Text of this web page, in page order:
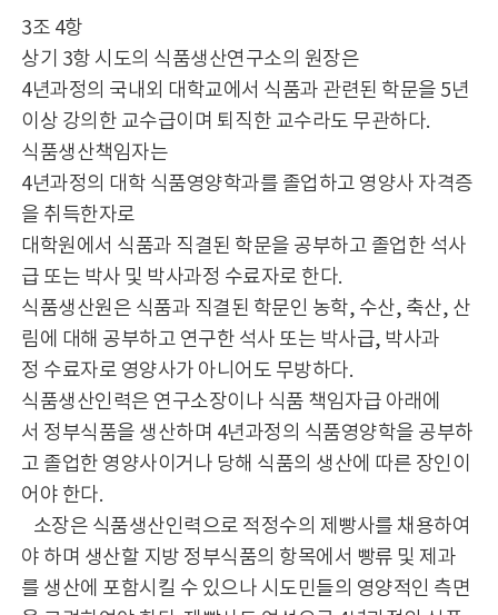
3조 4항
상기 3항 시도의 식품생산연구소의 원장은
4년과정의 국내외 대학교에서 식품과 관련된 학문을 5년
이상 강의한 교수급이며 퇴직한 교수라도 무관하다.
식품생산책임자는
4년과정의 대학 식품영양학과를 졸업하고 영양사 자격증
을 취득한자로
대학원에서 식품과 직결된 학문을 공부하고 졸업한 석사
급 또는 박사 및 박사과정 수료자로 한다.
식품생산원은 식품과 직결된 학문인 농학, 수산, 축산, 산
림에 대해 공부하고 연구한 석사 또는 박사급, 박사과
정 수료자로 영양사가 아니어도 무방하다.
식품생산인력은 연구소장이나 식품 책임자급 아래에
서 정부식품을 생산하며 4년과정의 식품영양학을 공부하
고 졸업한 영양사이거나 당해 식품의 생산에 따른 장인이
어야 한다.
소장은 식품생산인력으로 적정수의 제빵사를 채용하여
야 하며 생산할 지방 정부식품의 항목에서 빵류 및 제과
를 생산에 포함시킬 수 있으나 시도민들의 영양적인 측면